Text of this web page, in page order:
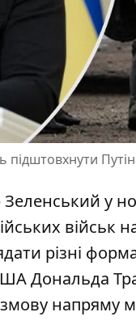
у
військ
різні
Дональда
напряму